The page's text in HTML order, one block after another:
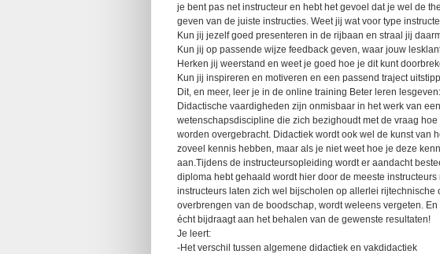
je bent pas net instructeur en hebt het gevoel dat je wel de
geven van de juiste instructies. Weet jij wat voor type
Kun jij jezelf goed presenteren in de rijbaan en straal jij
Kun jij op passende wijze feedback geven, waar jouw
Herken jij weerstand en weet je goed hoe je dit kunt
Kun jij inspireren en motiveren en een passend traject
Dit, en meer, leer je in de online training Beter leren
Didactische vaardigheden zijn onmisbaar in het werk van
wetenschapsdiscipline die zich bezighoudt met de vraag
worden overgebracht. Didactiek wordt ook wel de kunst van
zoveel kennis hebben, maar als je niet weet hoe je deze
aan.Tijdens de instructeursopleiding wordt er aandacht
diploma hebt gehaald wordt hier door de meeste
instructeurs laten zich wel bijscholen op allerlei
overbrengen van de boodschap, wordt weleens vergeten.
écht bijdraagt aan het behalen van de gewenste resultaten!
Je leert:
-Het verschil tussen algemene didactiek en vakdidactiek